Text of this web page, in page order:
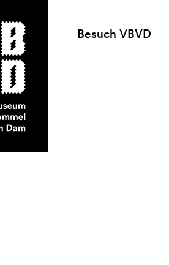
museum van Bommel van Dam
Besuch VBVD